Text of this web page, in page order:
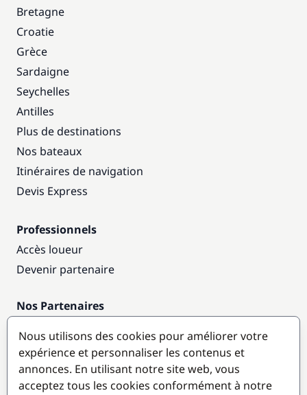
Bretagne
Croatie
Grèce
Sardaigne
Seychelles
Antilles
Plus de destinations
Nos bateaux
Itinéraires de navigation
Devis Express
Professionnels
Accès loueur
Devenir partenaire
Nos Partenaires
Destinations populaires
Nous utilisons des cookies pour améliorer votre
expérience et personnaliser les contenus et
annonces. En utilisant notre site web, vous
acceptez tous les cookies conformément à notre